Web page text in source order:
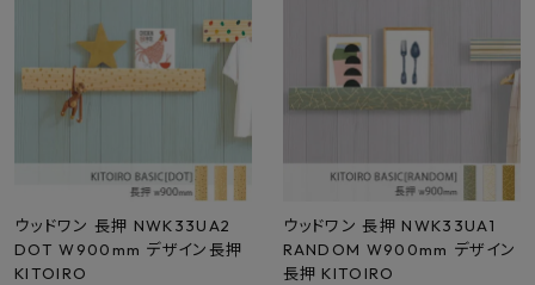
ウッドワン 長押 NWK33UA2
DOT W900mm デザイン長押
KITOIRO
ウッドワン 長押 NWK33UA1
RANDOM W900mm デザイン
長押 KITOIRO